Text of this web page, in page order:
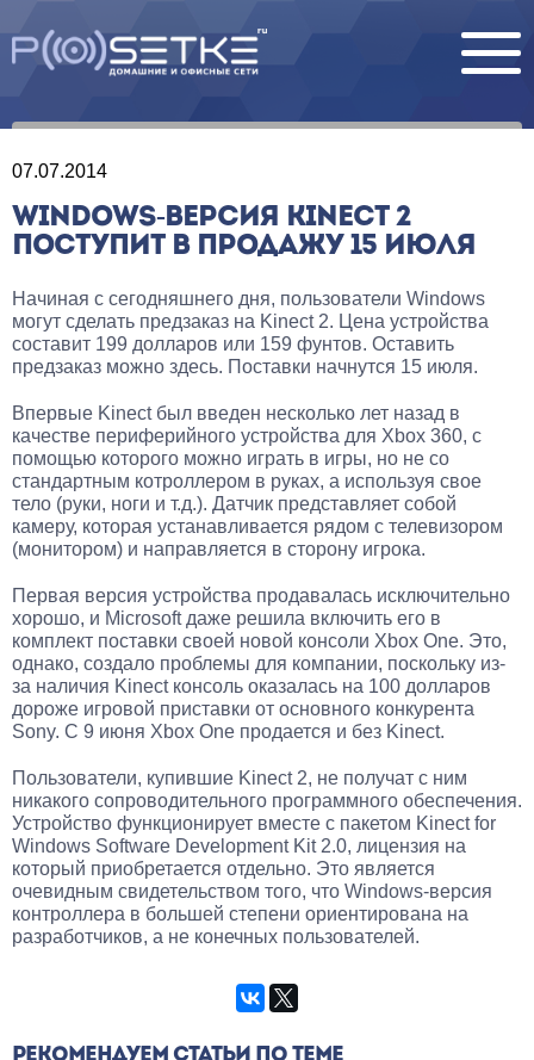
07.07.2014
WINDOWS-ВЕРСИЯ KINECT 2
ПОСТУПИТ В ПРОДАЖУ 15 ИЮЛЯ
Начиная с сегодняшнего дня, пользователи Windows
могут сделать предзаказ на Kinect 2. Цена устройства
составит 199 долларов или 159 фунтов. Оставить
предзаказ можно здесь. Поставки начнутся 15 июля.
Впервые Kinect был введен несколько лет назад в
качестве периферийного устройства для Xbox 360, с
помощью которого можно играть в игры, но не со
стандартным котроллером в руках, а используя свое
тело (руки, ноги и т.д.). Датчик представляет собой
камеру, которая устанавливается рядом с телевизором
(монитором) и направляется в сторону игрока.
Первая версия устройства продавалась исключительно
хорошо, и Microsoft даже решила включить его в
комплект поставки своей новой консоли Xbox One. Это,
однако, создало проблемы для компании, поскольку из-
за наличия Kinect консоль оказалась на 100 долларов
дороже игровой приставки от основного конкурента
Sony. С 9 июня Xbox One продается и без Kinect.
Пользователи, купившие Kinect 2, не получат с ним
никакого сопроводительного программного обеспечения.
Устройство функционирует вместе с пакетом Kinect for
Windows Software Development Kit 2.0, лицензия на
который приобретается отдельно. Это является
очевидным свидетельством того, что Windows-версия
контроллера в большей степени ориентирована на
разработчиков, а не конечных пользователей.